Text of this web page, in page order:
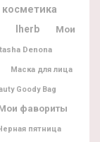
Iherb
Мои
Denona
Маска для лица
Goody Bag
фавориты
пятница